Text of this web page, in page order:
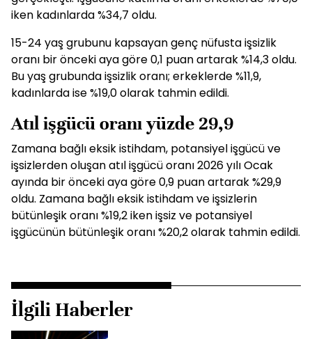
iken kadınlarda %34,7 oldu.
15-24 yaş grubunu kapsayan genç nüfusta işsizlik
oranı bir önceki aya göre 0,1 puan artarak %14,3 oldu.
Bu yaş grubunda işsizlik oranı; erkeklerde %11,9,
kadınlarda ise %19,0 olarak tahmin edildi.
Atıl işgücü oranı yüzde 29,9
Zamana bağlı eksik istihdam, potansiyel işgücü ve
işsizlerden oluşan atıl işgücü oranı 2026 yılı Ocak
ayında bir önceki aya göre 0,9 puan artarak %29,9
oldu. Zamana bağlı eksik istihdam ve işsizlerin
bütünleşik oranı %19,2 iken işsiz ve potansiyel
işgücünün bütünleşik oranı %20,2 olarak tahmin edildi.
İlgili Haberler